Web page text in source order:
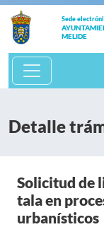
Sede
MELIDE
Detalle
Solicitud de
tala en
urbanísticos